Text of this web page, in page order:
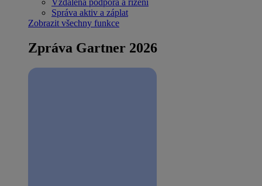
Správa aktiv a záplat
Zobrazit všechny funkce
Zpráva Gartner 2026